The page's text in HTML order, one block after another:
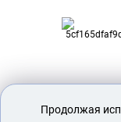
Продолжая